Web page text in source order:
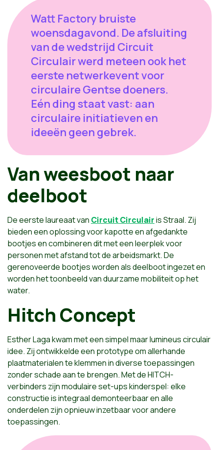
Watt Factory bruiste
woensdagavond. De afsluiting
van de wedstrijd Circuit
Circulair werd meteen ook het
eerste netwerkevent voor
circulaire Gentse doeners.
Eén ding staat vast: aan
circulaire initiatieven en
ideeën geen gebrek.
Van weesboot naar
deelboot
De eerste laureaat van Circuit Circulairis Straal. Zij
bieden een oplossing voor kapotte en afgedankte
bootjes en combineren dit met een leerplek voor
personen met afstand tot de arbeidsmarkt. De
gerenoveerde bootjes worden als deelboot ingezet en
worden het toonbeeld van duurzame mobiliteit op het
water.
Hitch Concept
Esther Laga kwam met een simpel maar lumineus circulair
idee. Zij ontwikkelde een prototype om allerhande
plaatmaterialen te klemmen in diverse toepassingen
zonder schade aan te brengen. Met de HITCH-
verbinders zijn modulaire set-ups kinderspel: elke
constructie is integraal demonteerbaar en alle
onderdelen zijn opnieuw inzetbaar voor andere
toepassingen.